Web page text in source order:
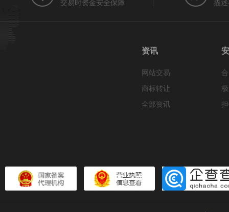
交易时资金安全保障 描
资讯
网站交易
商标转让
全部资讯